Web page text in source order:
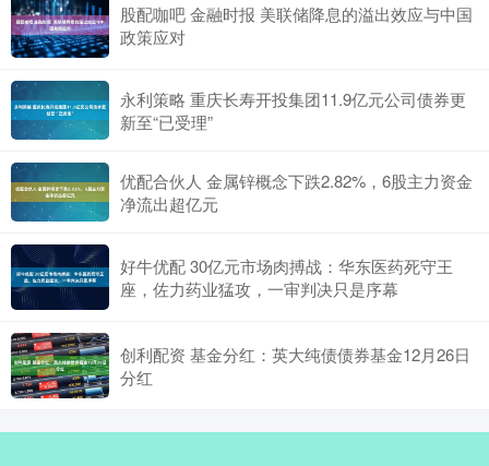
股配咖吧 金融时报 美联储降息的溢出效应与中国
政策应对
永利策略 重庆长寿开投集团11.9亿元公司债券更
新至“已受理”
优配合伙人 金属锌概念下跌2.82%，6股主力资金
净流出超亿元
好牛优配 30亿元市场肉搏战：华东医药死守王
座，佐力药业猛攻，一审判决只是序幕
创利配资 基金分红：英大纯债债券基金12月26日
分红